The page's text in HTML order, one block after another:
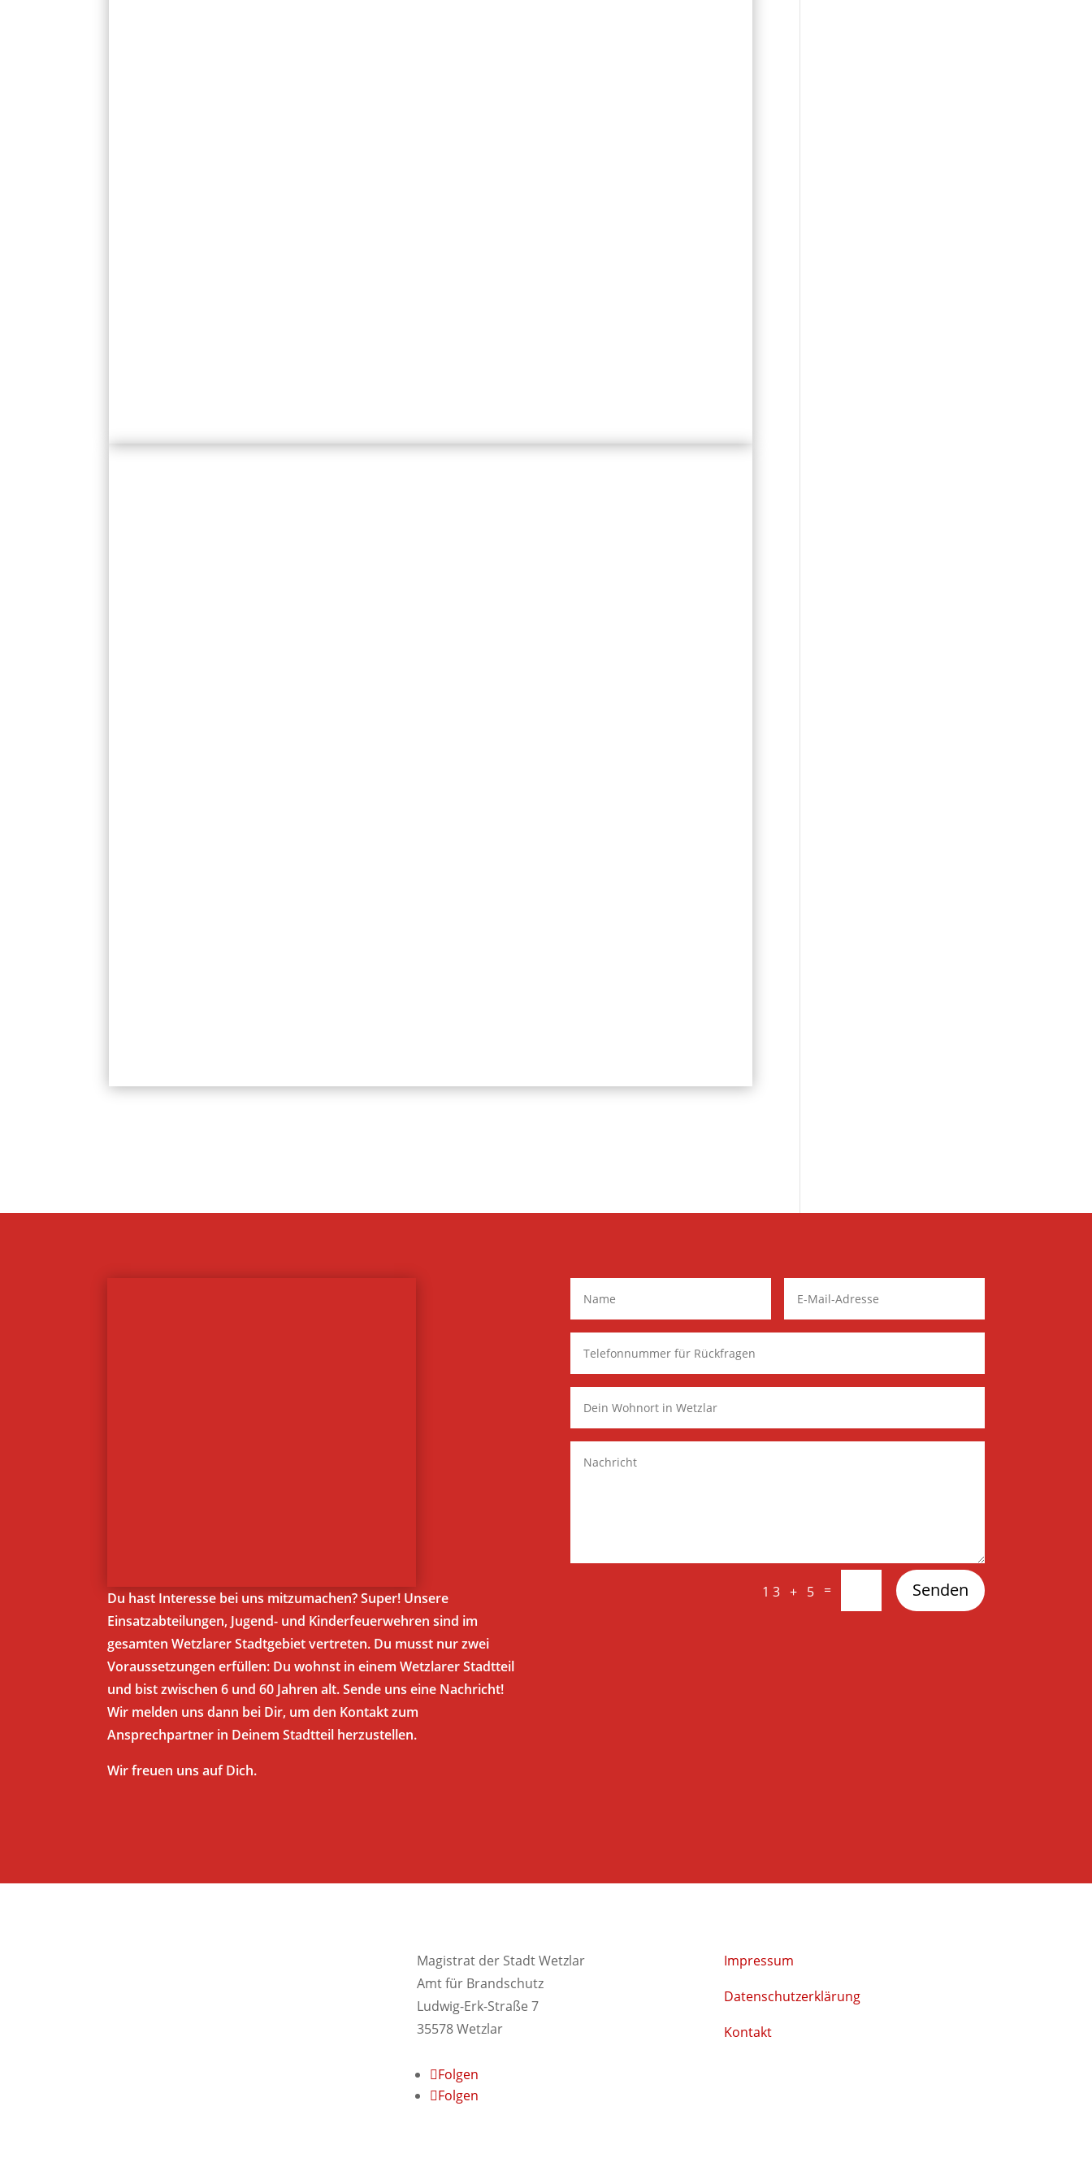
Du hast Interesse bei uns mitzumachen? Super! Unsere
Einsatzabteilungen, Jugend- und Kinderfeuerwehren sind im
gesamten Wetzlarer Stadtgebiet vertreten. Du musst nur zwei
Voraussetzungen erfüllen: Du wohnst in einem Wetzlarer Stadtteil
und bist zwischen 6 und 60 Jahren alt. Sende uns eine Nachricht!
Wir melden uns dann bei Dir, um den Kontakt zum
Ansprechpartner in Deinem Stadtteil herzustellen.
Wir freuen uns auf Dich.
13 + 5 = Senden
Magistrat der Stadt Wetzlar
Amt für Brandschutz
Ludwig-Erk-Straße 7
35578 Wetzlar
Folgen
Folgen
Impressum
Datenschutzerklärung
Kontakt